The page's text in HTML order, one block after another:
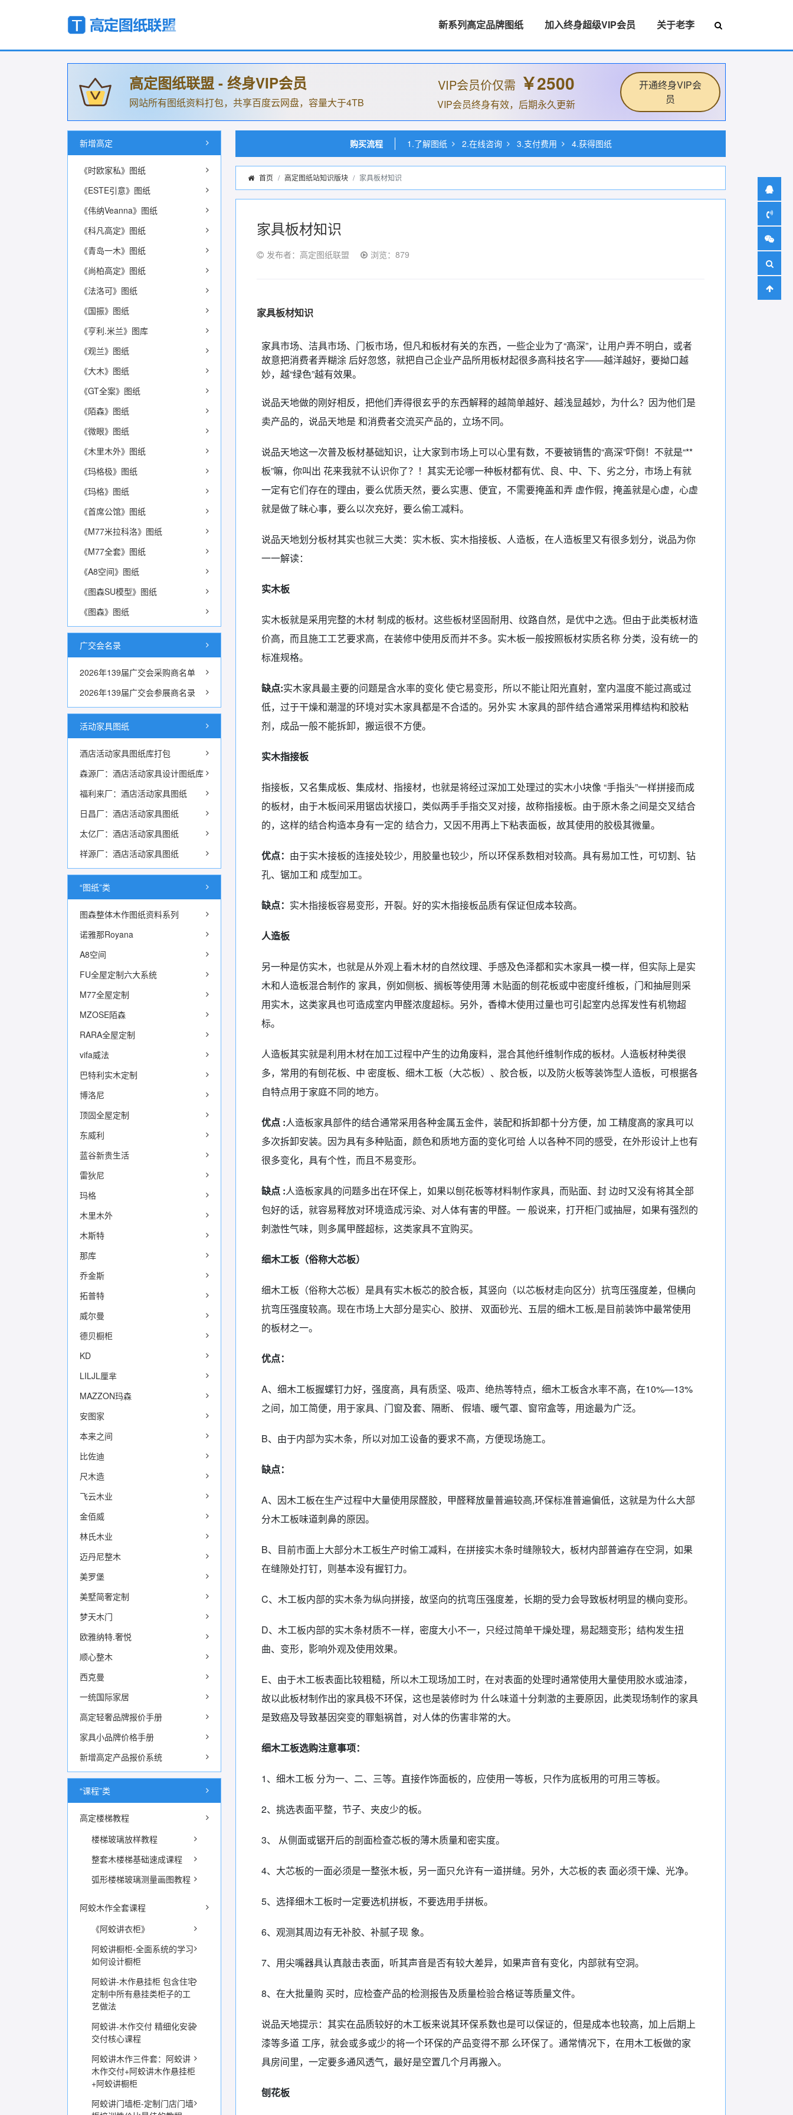
新系列高定品牌图纸 加入终身超级VIP会员 关于老李
高定图纸联盟 - 终身VIP会员
网站所有图纸资料打包，共享百度云网盘，容量大于4TB
VIP会员价仅需 ￥2500
VIP会员终身有效，后期永久更新
开通终身VIP会
员
新增高定
《时欧家私》图纸
《ESTE引意》图纸
《伟纳Veanna》图纸
《科凡高定》图纸
《青岛一木》图纸
《尚柏高定》图纸
《法洛可》图纸
《国振》图纸
《亨利.米兰》图库
《观兰》图纸
《大木》图纸
《GT全案》图纸
《陌森》图纸
《微眼》图纸
《木里木外》图纸
《玛格极》图纸
《玛格》图纸
《首席公馆》图纸
《M77米拉科洛》图纸
《M77全套》图纸
《A8空间》图纸
《图森SU模型》图纸
《图森》图纸
广交会名录
2026年139届广交会采购商名单
2026年139届广交会参展商名录
活动家具图纸
酒店活动家具图纸库打包
森源厂：酒店活动家具设计图纸库
福利来厂：酒店活动家具图纸
日昌厂：酒店活动家具图纸
太亿厂：酒店活动家具图纸
祥源厂：酒店活动家具图纸
“图纸”类
图森整体木作图纸资料系列
诺雅那Royana
A8空间
FU全屋定制六大系统
M77全屋定制
MZOSE陌森
RARA全屋定制
vifa威法
巴特利实木定制
博洛尼
顶固全屋定制
东威利
蓝谷新贵生活
雷狄尼
玛格
木里木外
木斯特
那库
乔金斯
拓普特
威尔曼
德贝橱柜
KD
LILJL厘芈
MAZZON玛森
安图家
本来之间
比佐迪
尺木造
飞云木业
金佰威
林氏木业
迈丹尼整木
美罗堡
美墅简奢定制
梦天木门
欧雅纳特.奢悦
顺心整木
西克曼
一统国际家居
高定轻奢品牌报价手册
家具小品牌价格手册
新增高定产品报价系统
“课程”类
高定楼梯教程
楼梯玻璃放样教程
整套木楼梯基础速成课程
弧形楼梯玻璃测量画图教程
阿蛟木作全套课程
《阿蛟讲衣柜》
阿蛟讲橱柜-全面系统的学习
如何设计橱柜
阿蛟讲-木作悬挂柜 包含住宅
定制中所有悬挂类柜子的工
艺做法
阿蛟讲-木作交付 精细化安装
交付核心课程
阿蛟讲木作三件套：阿蛟讲
木作交付+阿蛟讲木作悬挂柜
+阿蛟讲橱柜
阿蛟讲门墙柜-定制门店门墙
购买流程 1.了解图纸 2.在线咨询 3.支付费用 4.获得图纸
首页 高定图纸站知识版块 家具板材知识
家具板材知识
发布者：高定图纸联盟 浏览：879
家具板材知识
家具市场、洁具市场、门板市场，但凡和板材有关的东西，一些企业为了“高深”，让用户弄不明白，或者
故意把消费者弄糊涂 后好忽悠，就把自己企业产品所用板材起很多高科技名字——越洋越好，要拗口越
妙，越“绿色”越有效果。
说品天地做的刚好相反，把他们弄得很玄乎的东西解释的越简单越好、越浅显越妙，为什么？因为他们是
卖产品的，说品天地是 和消费者交流买产品的，立场不同。
说品天地这一次普及板材基础知识，让大家到市场上可以心里有数，不要被销售的“高深”吓倒！不就是“**
板”嘛，你叫出 花来我就不认识你了？！其实无论哪一种板材都有优、良、中、下、劣之分，市场上有就
一定有它们存在的理由，要么优质天然，要么实惠、便宜，不需要掩盖和弄 虚作假，掩盖就是心虚，心虚
就是做了昧心事，要么以次充好，要么偷工减料。
说品天地划分板材其实也就三大类：实木板、实木指接板、人造板，在人造板里又有很多划分，说品为你
一一解读：
实木板
实木板就是采用完整的木材 制成的板材。这些板材坚固耐用、纹路自然，是优中之选。但由于此类板材造
价高，而且施工工艺要求高，在装修中使用反而并不多。实木板一般按照板材实质名称 分类，没有统一的
标准规格。
缺点:实木家具最主要的问题是含水率的变化 使它易变形，所以不能让阳光直射，室内温度不能过高或过
低，过于干燥和潮湿的环境对实木家具都是不合适的。另外实 木家具的部件结合通常采用榫结构和胶粘
剂，成品一般不能拆卸，搬运很不方便。
实木指接板
指接板，又名集成板、集成材、指接材，也就是将经过深加工处理过的实木小块像 “手指头”一样拼接而成
的板材，由于木板间采用锯齿状接口，类似两手手指交叉对接，故称指接板。由于原木条之间是交叉结合
的，这样的结合构造本身有一定的 结合力，又因不用再上下粘表面板，故其使用的胶极其微量。
优点： 由于实木接板的连接处较少，用胶量也较少，所以环保系数相对较高。具有易加工性，可切割、钻
孔、锯加工和 成型加工。
缺点： 实木指接板容易变形，开裂。好的实木指接板品质有保证但成本较高。
人造板
另一种是仿实木，也就是从外观上看木材的自然纹理、手感及色泽都和实木家具一模一样，但实际上是实
木和人造板混合制作的 家具，例如侧板、搁板等使用薄 木贴面的刨花板或中密度纤维板，门和抽屉则采
用实木，这类家具也可造成室内甲醛浓度超标。另外，香樟木使用过量也可引起室内总挥发性有机物超
标。
人造板其实就是利用木材在加工过程中产生的边角废料，混合其他纤维制作成的板材。人造板材种类很
多，常用的有刨花板、中 密度板、细木工板（大芯板）、胶合板，以及防火板等装饰型人造板，可根据各
自特点用于家庭不同的地方。
优点 :人造板家具部件的结合通常采用各种金属五金件，装配和拆卸都十分方便，加 工精度高的家具可以
多次拆卸安装。因为具有多种贴面，颜色和质地方面的变化可给 人以各种不同的感受，在外形设计上也有
很多变化，具有个性，而且不易变形。
缺点 :人造板家具的问题多出在环保上，如果以刨花板等材料制作家具，而贴面、封 边时又没有将其全部
包好的话，就容易释放对环境造成污染、对人体有害的甲醛。一 般说来，打开柜门或抽屉，如果有强烈的
刺激性气味，则多属甲醛超标，这类家具不宜购买。
细木工板（俗称大芯板）
细木工板（俗称大芯板）是具有实木板芯的胶合板，其竖向（以芯板材走向区分）抗弯压强度差，但横向
抗弯压强度较高。现在市场上大部分是实心、胶拼、 双面砂光、五层的细木工板,是目前装饰中最常使用
的板材之一。
优点：
A、细木工板握螺钉力好，强度高，具有质坚、吸声、绝热等特点，细木工板含水率不高，在10%—13%
之间，加工简便，用于家具、门窗及套、隔断、 假墙、暖气罩、窗帘盒等，用途最为广泛。
B、由于内部为实木条，所以对加工设备的要求不高，方便现场施工。
缺点：
A、因木工板在生产过程中大量使用尿醛胶，甲醛释放量普遍较高,环保标准普遍偏低，这就是为什么大部
分木工板味道刺鼻的原因。
B、目前市面上大部分木工板生产时偷工减料，在拼接实木条时缝隙较大，板材内部普遍存在空洞，如果
在缝隙处打钉，则基本没有握钉力。
C、木工板内部的实木条为纵向拼接，故坚向的抗弯压强度差，长期的受力会导致板材明显的横向变形。
D、木工板内部的实木条材质不一样，密度大小不一，只经过简单干燥处理，易起翘变形；结构发生扭
曲、变形，影响外观及使用效果。
E、由于木工板表面比较粗糙，所以木工现场加工时，在对表面的处理时通常使用大量使用胶水或油漆，
故以此板材制作出的家具极不环保，这也是装修时为 什么味道十分刺激的主要原因，此类现场制作的家具
是致癌及导致基因突变的罪魁祸首，对人体的伤害非常的大。
细木工板选购注意事项：
1、细木工板 分为一、二、三等。直接作饰面板的，应使用一等板，只作为底板用的可用三等板。
2、挑选表面平整，节子、夹皮少的板。
3、 从侧面或锯开后的剖面检查芯板的薄木质量和密实度。
4、大芯板的一面必须是一整张木板，另一面只允许有一道拼缝。另外，大芯板的表 面必须干燥、光净。
5、选择细木工板时一定要选机拼板，不要选用手拼板。
6、观测其周边有无补胶、补腻子现 象。
7、用尖嘴器具认真敲击表面，听其声音是否有较大差异，如果声音有变化，内部就有空洞。
8、在大批量购 买时，应检查产品的检测报告及质量检验合格证等质量文件。
说品天地提示：其实在品质较好的木工板来说其环保系数也是可以保证的，但是成本也较高，加上后期上
漆等多道 工序，就会或多或少的将一个环保的产品变得不那 么环保了。通常情况下，在用木工板做的家
具房间里，一定要多通风透气，最好是空置几个月再搬入。
刨花板